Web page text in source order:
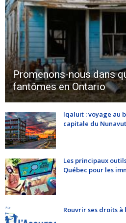
Promenons-nous dans
fantômes en Ontario
Iqaluit : voyage au
capitale du Nunavut
Les principaux
Québec pour les
Rouvrir ses droits